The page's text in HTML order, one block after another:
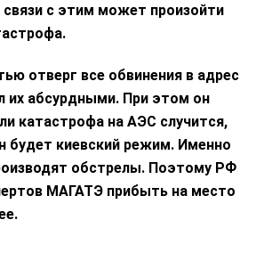
с этим может произойти
отверг все обвинения в адрес
их абсурдными. При этом он
катастрофа на АЭС случится,
будет киевский режим. Именно
обстрелы. Поэтому РФ
МАГАТЭ прибыть на место